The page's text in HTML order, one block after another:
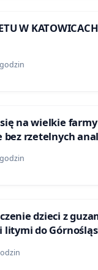
W
na wielkie farmy
rzetelnych
dzieci z
litymi do
Dziecka w